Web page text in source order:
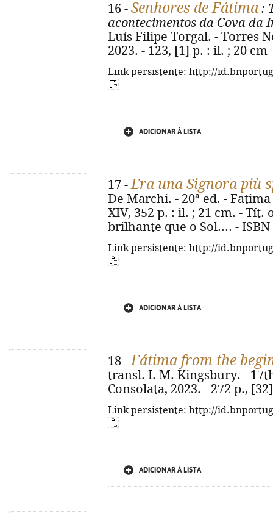
16 - Senhores de Fátima :
acontecimentos da Cova da
Luís Filipe Torgal. - Torres
2023. - 123, [1] p. : il. ; 20 cm
Link persistente: http://
ADICIONAR À LISTA
17 -Era una Signora più
De Marchi. - 20ª ed. -
XIV, 352 p. : il. ; 21 cm. -
brilhante que o Sol.... - ISBN
Link persistente: http://
ADICIONAR À LISTA
18 -Fátima from the
transl. I. M. Kingsbury. -
Consolata, 2023. - 272 p.,
Link persistente: http://
ADICIONAR À LISTA